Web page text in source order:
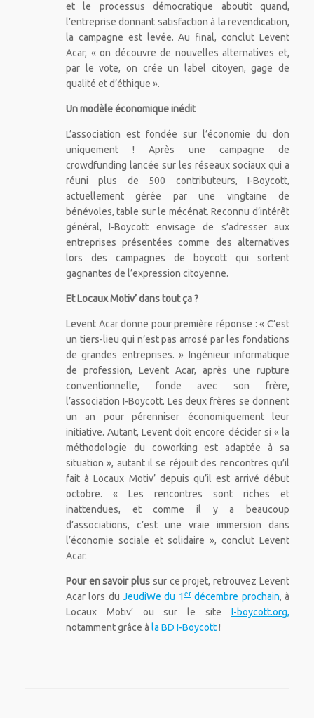
et le processus démocratique aboutit quand,
l’entreprise donnant satisfaction à la revendication,
la campagne est levée. Au final, conclut Levent
Acar, « on découvre de nouvelles alternatives et,
par le vote, on crée un label citoyen, gage de
qualité et d’éthique ».
Un modèle économique inédit
L’association est fondée sur l’économie du don
uniquement ! Après une campagne de
crowdfunding lancée sur les réseaux sociaux qui a
réuni plus de 500 contributeurs, I-Boycott,
actuellement gérée par une vingtaine de
bénévoles, table sur le mécénat. Reconnu d’intérêt
général, I-Boycott envisage de s’adresser aux
entreprises présentées comme des alternatives
lors des campagnes de boycott qui sortent
gagnantes de l’expression citoyenne.
Et Locaux Motiv’ dans tout ça ?
Levent Acar donne pour première réponse : « C’est
un tiers-lieu qui n’est pas arrosé par les fondations
de grandes entreprises. » Ingénieur informatique
de profession, Levent Acar, après une rupture
conventionnelle, fonde avec son frère,
l’association I-Boycott. Les deux frères se donnent
un an pour pérenniser économiquement leur
initiative. Autant, Levent doit encore décider si « la
méthodologie du coworking est adaptée à sa
situation », autant il se réjouit des rencontres qu’il
fait à Locaux Motiv’ depuis qu’il est arrivé début
octobre. « Les rencontres sont riches et
inattendues, et comme il y a beaucoup
d’associations, c’est une vraie immersion dans
l’économie sociale et solidaire », conclut Levent
Acar.
Pour en savoir plus sur ce projet, retrouvez Levent
Acar lors duJeudiWe du 1erdécembre prochain, à
Locaux Motiv’ ou sur le site I-boycott.org,
notamment grâce à la BD I-Boycott!